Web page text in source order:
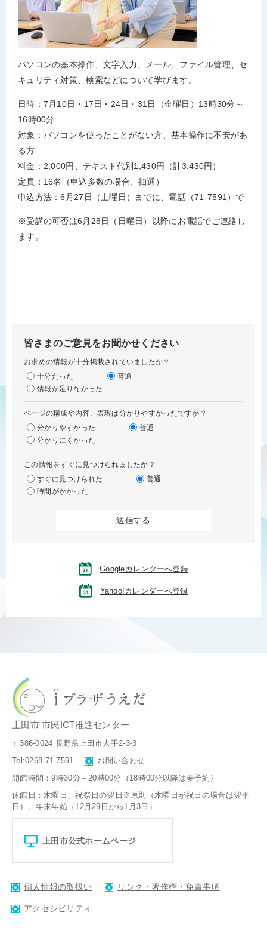
パソコンの基本操作、文字入力、メール、ファイル管理、セ
キュリティ対策、検索などについて学びます。
日時：7月10日・17日・24日・31日（金曜日）13時30分～
16時00分
対象：パソコンを使ったことがない方、基本操作に不安があ
る方
料金：2,000円、テキスト代別1,430円（計3,430円）
定員：16名（申込多数の場合、抽選）
申込方法：6月27日（土曜日）までに、電話（71-7591）で
※受講の可否は6月28日（日曜日）以降にお電話でご連絡し
ます。
皆さまのご意見をお聞かせください
お求めの情報が十分掲載されていましたか？
十分だった
普通
情報が足りなかった
ページの構成や内容、表現は分かりやすかったですか？
分かりやすかった
普通
分かりにくかった
この情報をすぐに見つけられましたか？
すぐに見つけられた
普通
時間がかかった
Googleカレンダーへ登録
Yahoo!カレンダーへ登録
上田市 市民ICT推進センター
〒386-0024 長野県上田市大手2-3-3
Tel:0268-71-7591
お問い合わせ
開館時間：9時30分～20時00分（18時00分以降は要予約）
休館日：木曜日、祝祭日の翌日※原則（木曜日が祝日の場合は翌平
日）、 年末年始（12月29日から1月3日）
上田市公式ホームページ
個人情報の取扱い リンク・著作権・免責事項
アクセシビリティ